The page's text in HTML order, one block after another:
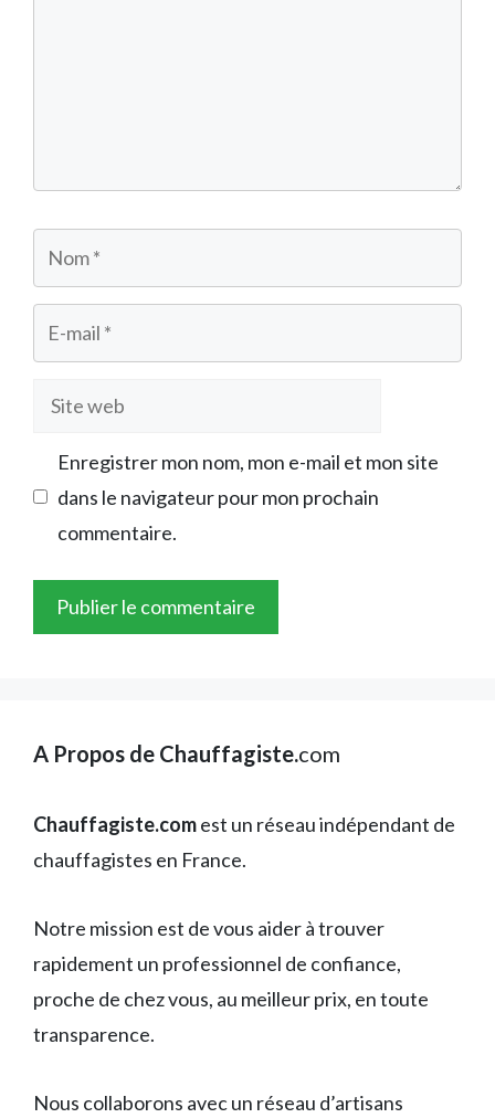
Nom
E-
mail
Site
Enregistrer mon nom, mon e-mail et mon site
dans le navigateur pour mon prochain
commentaire.
A Propos de Chauffagiste.com
Chauffagiste.comest un réseau indépendant de
chauffagistes en France.
Notre mission est de vous aider à trouver
rapidement un professionnel de confiance,
proche de chez vous, au meilleur prix, en toute
transparence.
Nous collaborons avec un réseau d’artisans